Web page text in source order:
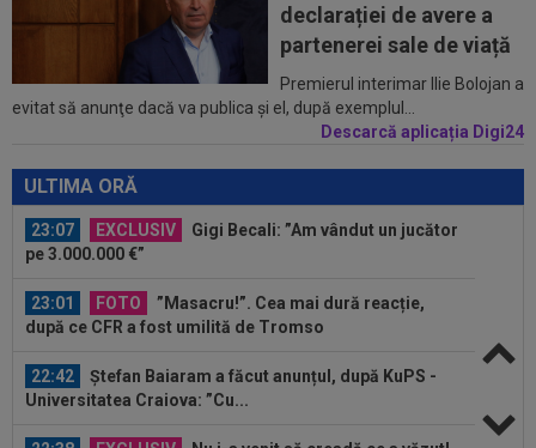
declarației de avere a
partenerei sale de viață
Premierul interimar Ilie Bolojan a
evitat să anunţe dacă va publica şi el, după exemplul...
Descarcă aplicația Digi24
ULTIMA ORĂ
EXCLUSIV
De neînțeles! Nicolae Dică nu s-a
putut abține, după ce l-a auzit la finalul...
23:13
Englezii au văzut CFR Cluj - Tromso 0-5 și s-au
speriat de ce s-a întâmplat!
Baciu: ”Cu asta, basta. Ar trebui să spun niște...
23:07 EXCLUSIV
Gigi Becali: ”Am vândut un jucător
pe 3.000.000 €”
23:01 FOTO
”Masacru!”. Cea mai dură reacție,
după ce CFR a fost umilită de Tromso
22:42
Ștefan Baiaram a făcut anunțul, după KuPS -
Universitatea Craiova: ”Cu...